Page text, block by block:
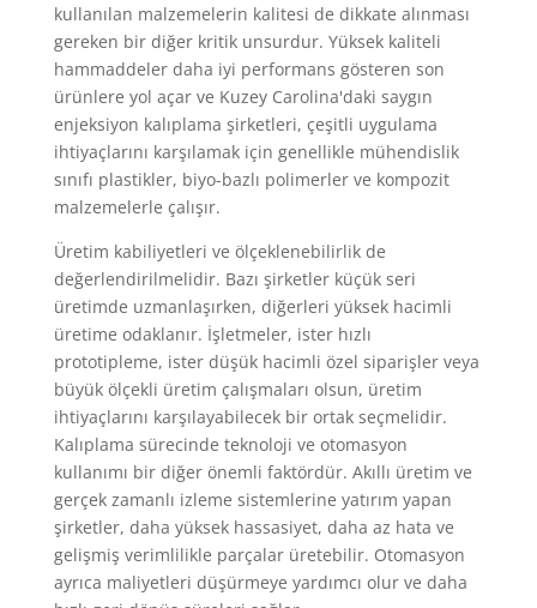
kullanılan malzemelerin kalitesi de dikkate alınması
gereken bir diğer kritik unsurdur. Yüksek kaliteli
hammaddeler daha iyi performans gösteren son
ürünlere yol açar ve Kuzey Carolina'daki saygın
enjeksiyon kalıplama şirketleri, çeşitli uygulama
ihtiyaçlarını karşılamak için genellikle mühendislik
sınıfı plastikler, biyo-bazlı polimerler ve kompozit
malzemelerle çalışır.
Üretim kabiliyetleri ve ölçeklenebilirlik de
değerlendirilmelidir. Bazı şirketler küçük seri
üretimde uzmanlaşırken, diğerleri yüksek hacimli
üretime odaklanır. İşletmeler, ister hızlı
prototipleme, ister düşük hacimli özel siparişler veya
büyük ölçekli üretim çalışmaları olsun, üretim
ihtiyaçlarını karşılayabilecek bir ortak seçmelidir.
Kalıplama sürecinde teknoloji ve otomasyon
kullanımı bir diğer önemli faktördür. Akıllı üretim ve
gerçek zamanlı izleme sistemlerine yatırım yapan
şirketler, daha yüksek hassasiyet, daha az hata ve
gelişmiş verimlilikle parçalar üretebilir. Otomasyon
ayrıca maliyetleri düşürmeye yardımcı olur ve daha